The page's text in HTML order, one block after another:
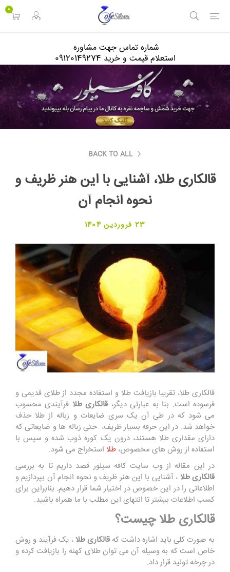
0
شماره تماس جهت مشاوره
استعلام قیمت و خرید 09120149274
BACK TO ALL
قالکاری طلا، آشنایی با این هنر ظریف و
نحوه انجام آن
23 فروردین 1404
قالکاری طلا، تقریبا بازیافت طلا و استفاده مجدد از طلای قدیمی و
فرسوده است. بنا به عبارتی دیگر، قالکاری طلا فرآیندی محسوب
می شود که در طی آن یک سری ضایعات و زباله از طلا حذف
خواهد شد. در این حرفه بسیار ظریف، حتی زباله‌ ها و ضایعاتی که
دارای مقداری طلا هستند، درون یک کوره ذوب شده و سپس با
استفاده از روش های مخصوص، طلا استخراج می شود.
در این مقاله از وب سایت کافه سیلور قصد داریم تا به بررسی
قالکاری طلا ، آشنایی با این هنر ظریف و نحوه انجام آن بپردازیم و
اطلاعاتی را در این خصوص در اختیار شما قرار دهیم. بنابراین برای
کسب اطلاعات بیشتر تا انتهای این مطلب با ما همراه باشید.
قالکاری طلا چیست؟
به صورت کلی باید اشاره داشت که قالکاری طلا، یک فرآیند و روش
خاص است که به وسیله آن می توان طلای کهنه را بازیافت کرده و
در چرخه تولید قرار داد.